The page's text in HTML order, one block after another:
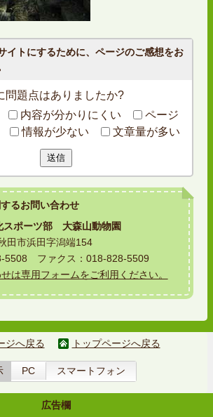
イトにするために、ページのご感想をお
問題点はありましたか?
内容が分かりにくい
ページ
情報が少ない 文章量が多い
送信
るお問い合わせ
スポーツ部 大森山動物園
市浜田字潟端154
5508 ファクス：018-828-5509
は専用フォームをご利用ください。
ジへ戻る トップページへ戻る
PC スマートフォン
広告欄